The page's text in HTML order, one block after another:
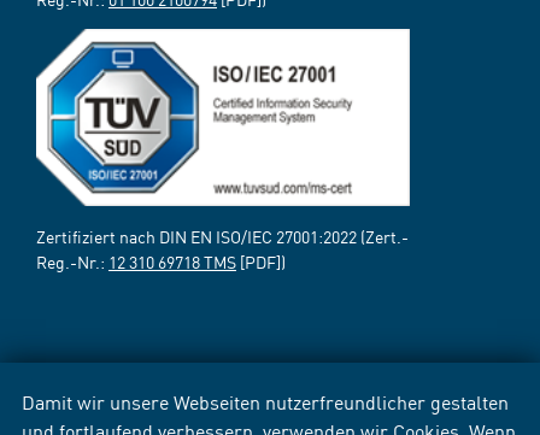
Damit wir unsere Webseiten nutzerfreundlicher gestalten
Zertifiziert nach DIN EN ISO/IEC 27001:2022 (Zert.-
Reg.-Nr.: 12 310 69718 TMS [PDF])